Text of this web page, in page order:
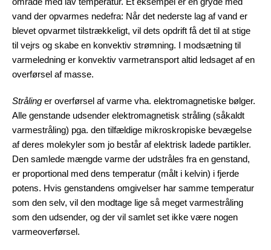
vand der opvarmes nedefra: Når det nederste lag af vand er
blevet opvarmet tilstrækkeligt, vil dets opdrift få det til at stige
til vejrs og skabe en konvektiv strømning. I modsætning til
varmeledning er konvektiv varmetransport altid ledsaget af en
overførsel af masse.
Stråling er overførsel af varme vha. elektromagnetiske bølger.
Alle genstande udsender elektromagnetisk stråling (såkaldt
varmestråling) pga. den tilfældige mikroskropiske bevægelse
af deres molekyler som jo består af elektrisk ladede partikler.
Den samlede mængde varme der udstråles fra en genstand,
er proportional med dens temperatur (målt i kelvin) i fjerde
potens. Hvis genstandens omgivelser har samme temperatur
som den selv, vil den modtage lige så meget varmestråling
som den udsender, og der vil samlet set ikke være nogen
varmeoverførsel.